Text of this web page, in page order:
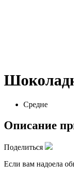
Средне
Описание
Поделиться
Если вам надоела